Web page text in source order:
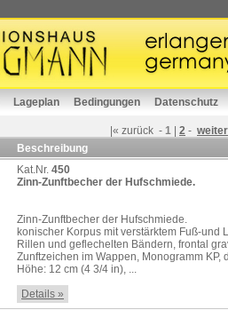
Lageplan Bedingungen Datenschutz
|« zurück - 1 2 - weiter
Beschreibung
Kat.Nr. 450
Zinn-Zunftbecher der Hufschmiede.
Zinn-Zunftbecher der Hufschmiede.
konischer Korpus mit verstärktem Fuß-und
Rillen und geflechelten Bändern, frontal
Zunftzeichen im Wappen, Monogramm KP,
Höhe: 12 cm (4 3/4 in), ...
Details »